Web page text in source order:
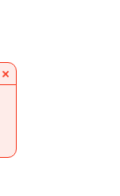
×